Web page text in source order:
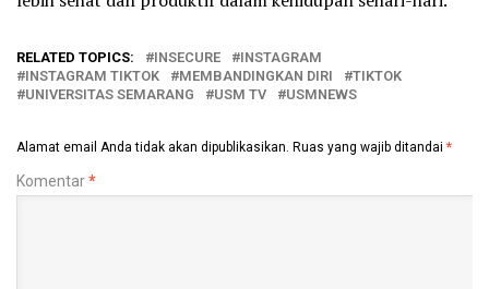
RELATED TOPICS: INSECURE
INSTAGRAM
INSTAGRAM TIKTOK
MEMBANDINGKAN DIRI
TIKTOK
UNIVERSITAS SEMARANG
USM TV USMNEWS
Alamat email Anda tidak akan dipublikasikan. Ruas yang wajib ditandai *
Komentar*